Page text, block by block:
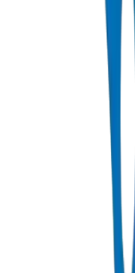
Spécifications et
Comparaison PN10 vs
d'approvisionnement.
Tuyaux
Abu Dhabi & CCG